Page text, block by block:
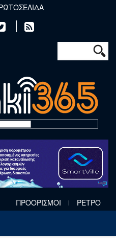
Φόρμα
Αναζήτηση
ΠΡΟΟΡΙΣΜΟΙ ΡΕΤΡΟ